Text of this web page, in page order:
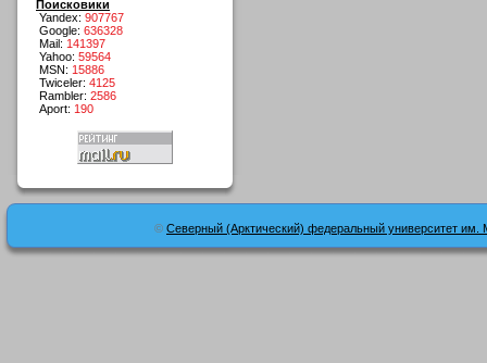
Поисковики
Yandex: 907767
Google: 636328
Mail: 141397
Yahoo: 59564
MSN: 15886
Twiceler: 4125
Rambler: 2586
Aport: 190
© Северный (Арктический) федеральный университет